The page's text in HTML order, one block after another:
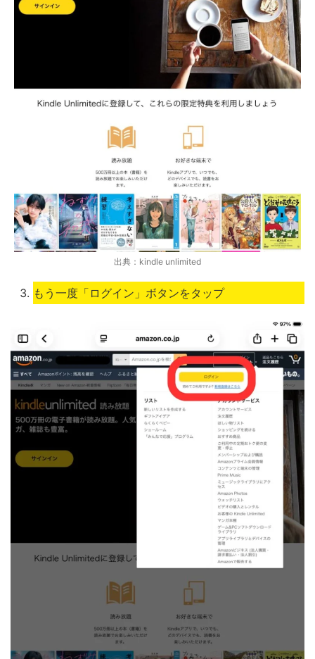
出典：kindle unlimited
もう一度「ログイン」ボタンをタップ